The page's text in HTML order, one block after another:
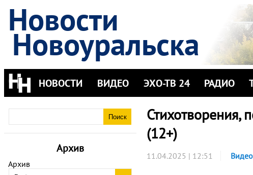
Новости
Новоуральска
НОВОСТИ ВИДЕО ЭХО-ТВ 24 РАДИО
Архив
Архив
Стихотворения,
(12+)
11.04.2025 | 12:51 Видео